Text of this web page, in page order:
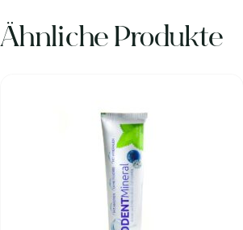
Ähnliche Produkte